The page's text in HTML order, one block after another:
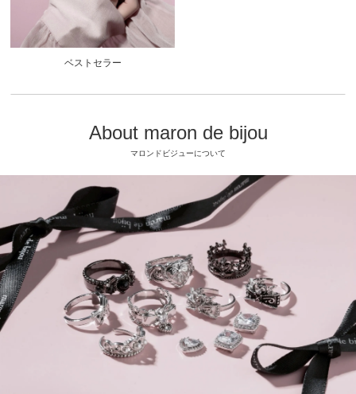
ベストセラー
About maron de bijou
マロンドビジューについて